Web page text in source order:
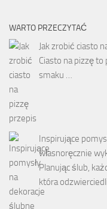
WARTO PRZECZYTAĆ
Jak zrobić ciasto
Ciasto na pizzę
smaku …
Inspirujące
własnoręcznie
Planując ślub,
która